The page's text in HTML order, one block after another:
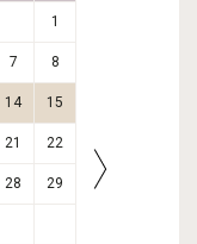
1
7 8
14 15
21 22
28 29